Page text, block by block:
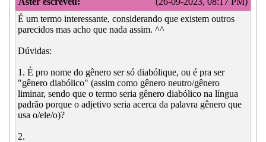
É um termo interessante, considerando que existem outros
parecidos mas acho que nada assim. ^^
Dúvidas:
1. É pro nome do gênero ser só diabólique, ou é pra ser
"gênero diabólico" (assim como gênero neutro/gênero
liminar, sendo que o termo seria gênero diabólico na língua
padrão porque o adjetivo seria acerca da palavra gênero que
usa o/ele/o)?
2.